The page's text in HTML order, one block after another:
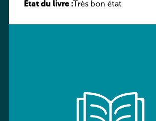
État du livre :Très bon état